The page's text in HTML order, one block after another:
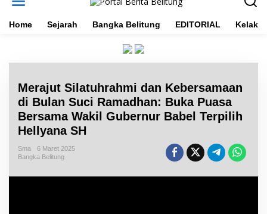
Home Sejarah Bangka Belitung EDITORIAL Kelakar
Merajut Silatuhrahmi dan Kebersamaan
di Bulan Suci Ramadhan: Buka Puasa
Bersama Wakil Gubernur Babel Terpilih
Hellyana SH
Sma
6 Maret 2025
Bangka Belitung